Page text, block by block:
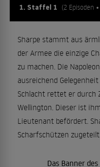
1. Staffel 1 (2 Episoden
Sharpe stammt aus
der Armee die einzige
zu machen. Die
ausreichend
Schlacht rettet er durch
Wellington. Dieser ist
Lieutenant befördert.
Scharfschützen
Das Banner